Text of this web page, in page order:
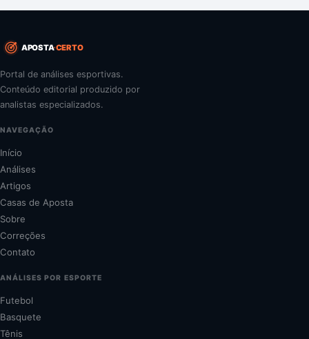
APOSTACERTO
Portal de análises esportivas.
Conteúdo editorial produzido por
analistas especializados.
NAVEGAÇÃO
Início
Análises
Artigos
Casas de Aposta
Sobre
Correções
Contato
ANÁLISES POR ESPORTE
Futebol
Basquete
Tênis